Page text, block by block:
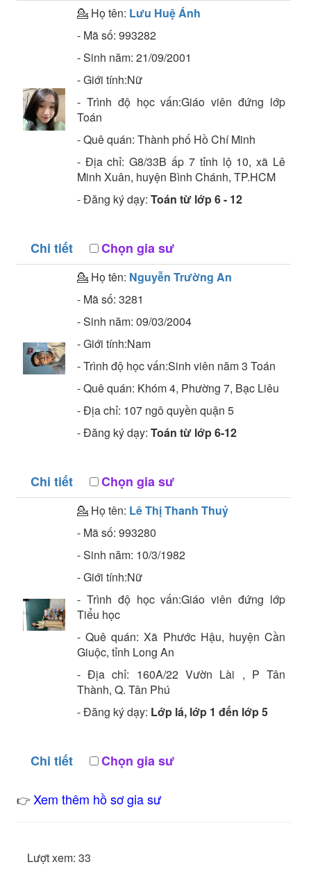
💁 Họ tên: Lưu Huệ Ánh
- Mã số: 993282
- Sinh năm: 21/09/2001
- Giới tính:Nữ
- Trình độ học vấn:Giáo viên đứng lớp
Toán
- Quê quán: Thành phố Hồ Chí Minh
- Địa chỉ:G8/33B ấp 7 tỉnh lộ 10, xã Lê
Minh Xuân, huyện Bình Chánh, TP.HCM
- Đăng ký dạy: Toán từ lớp 6 - 12
Chi tiết Chọn gia sư
💁 Họ tên: Nguyễn Trường An
- Mã số: 3281
- Sinh năm: 09/03/2004
- Giới tính:Nam
- Trình độ học vấn:Sinh viên năm 3 Toán
- Quê quán: Khóm 4, Phường 7, Bạc Liêu
- Địa chỉ: 107 ngô quyền quận 5
- Đăng ký dạy: Toán từ lớp 6-12
Chi tiết Chọn gia sư
💁 Họ tên: Lê Thị Thanh Thuỷ
- Mã số: 993280
- Sinh năm: 10/3/1982
- Giới tính:Nữ
- Trình độ học vấn:Giáo viên đứng lớp
Tiểu học
- Quê quán:Xã Phước Hậu, huyện Cần
Giuộc, tỉnh Long An
- Địa chỉ: 160A/22 Vườn Lài , P Tân
Thành, Q. Tân Phú
- Đăng ký dạy: Lớp lá, lớp 1 đến lớp 5
Chi tiết Chọn gia sư
👉 Xem thêm hồ sơ gia sư
Lượt xem: 33